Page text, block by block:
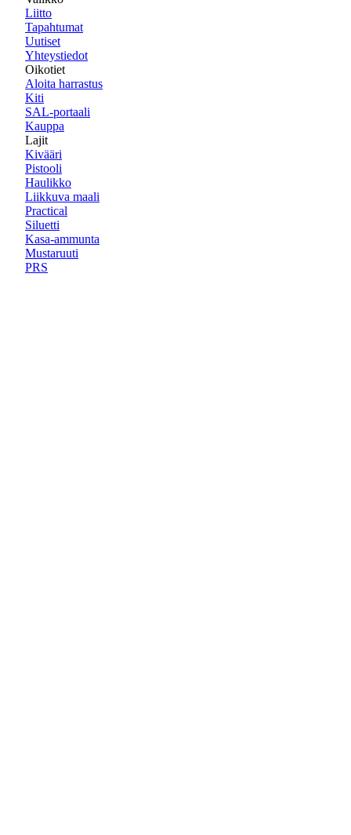
Liitto
Tapahtumat
Uutiset
Yhteystiedot
Oikotiet
Aloita harrastus
Kiti
SAL-portaali
Kauppa
Lajit
Kivääri
Pistooli
Haulikko
Liikkuva maali
Practical
Siluetti
Kasa-ammunta
Mustaruuti
PRS